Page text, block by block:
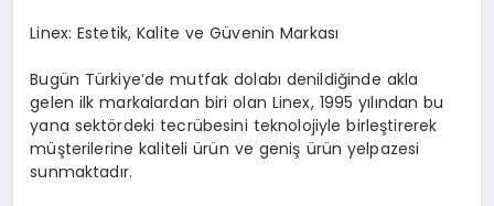
Linex: Estetik, Kalite ve Güvenin Markası
Bugün Türkiye’de mutfak dolabı denildiğinde akla
gelen ilk markalardan biri olan Linex, 1995 yılından bu
yana sektördeki tecrübesini teknolojiyle birleştirerek
müşterilerine kaliteli ürün ve geniş ürün yelpazesi
sunmaktadır.